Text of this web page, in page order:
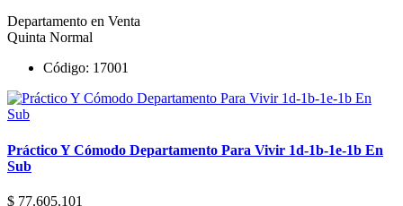
Departamento en Venta
Quinta Normal
Código: 17001
Práctico Y Cómodo Departamento Para Vivir 1d-1b-1e-1b En
Sub
$ 77.605.101